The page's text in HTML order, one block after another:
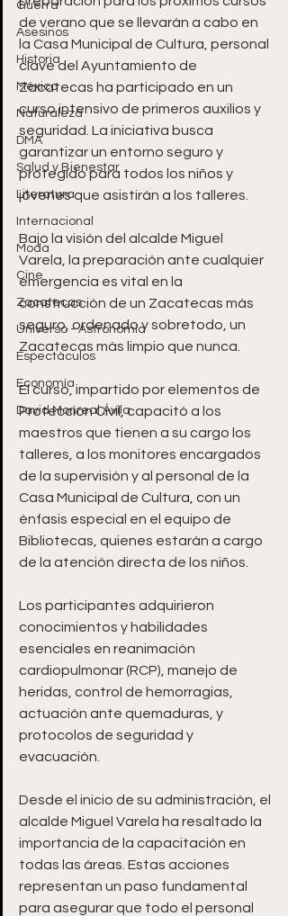
Guerra
Asesinos
Historia
México
Naturaleza
DMA
Salud y Bienestar
Literatura
Internacional
Moda
Cine
Zacatecas
Universo - Astronomía
Espectáculos
Economía
David Monreal Ávila
de verano que se llevarán a cabo en
la Casa Municipal de Cultura, personal
clave del Ayuntamiento de
Zacatecas ha participado en un
curso intensivo de primeros auxilios y
seguridad. La iniciativa busca
garantizar un entorno seguro y
protegido para todos los niños y
jóvenes que asistirán a los talleres.
Bajo la visión del alcalde Miguel
Varela, la preparación ante cualquier
emergencia es vital en la
construcción de un Zacatecas más
seguro, ordenado y sobretodo, un
Zacatecas más limpio que nunca.
El curso, impartido por elementos de
Protección Civil, capacitó a los
maestros que tienen a su cargo los
talleres, a los monitores encargados
de la supervisión y al personal de la
Casa Municipal de Cultura, con un
énfasis especial en el equipo de
Bibliotecas, quienes estarán a cargo
de la atención directa de los niños.
Los participantes adquirieron
conocimientos y habilidades
esenciales en reanimación
cardiopulmonar (RCP), manejo de
heridas, control de hemorragias,
actuación ante quemaduras, y
protocolos de seguridad y
evacuación.
Desde el inicio de su administración, el
alcalde Miguel Varela ha resaltado la
importancia de la capacitación en
todas las áreas. Estas acciones
representan un paso fundamental
para asegurar que todo el personal